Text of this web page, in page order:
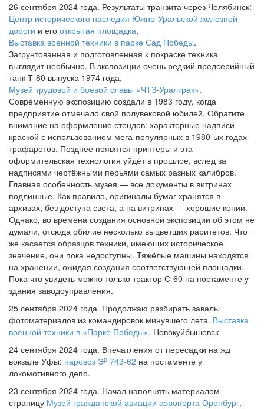
26 сентября 2024 года. Результаты транзита через Челябинск:
Центр исторического наследия Южно-Уральской железной
дороги и его открытая площадка,
Выставка военной техники в парке Сад Победы.
Загрунтованная и подготовленная к покраске техника
выглядит необычно. В экспозиции очень редкий предсерийный
танк Т-80 выпуска 1974 года.
Музей трудовой и боевой славы «ЧТЗ-Уралтрак».
Современную экспозицию создали в 1983 году, когда
предприятие отмечало свой полувековой юбилей. Обратите
внимание на оформление стендов: характерные надписи
краской с использованием мега-популярных в 1980-ых годах
трафаретов. Позднее появятся принтеры и эта
оформительская технология уйдёт в прошлое, вслед за
надписями чертёжными перьями самых разных калибров.
Главная особенность музея — все документы в витринах
подлинные. Как правило, оригиналы бумаг хранятся в
архивах, без доступа света, а на витринах — хорошие копии.
Однако, во времена создания основной экспозиции об этом не
думали, отсюда обилие несколько выцветших раритетов. Что
же касается образцов техники, имеющих историческое
значение, они пока недоступны. Тяжёлые машины находятся
на хранении, ожидая создания соответствующей площадки.
Пока что увидеть можно только трактор С-60 на постаменте у
здания заводоуправления.
25 сентября 2024 года. Продолжаю разбирать завалы
фотоматериалов из командировок минувшего лета. Выставка
военной техники в «Парке Победы», Новокуйбышевск
24 сентября 2024 года. Впечатления от пересадки на жд
вокзале Уфы: паровоз Эр 743-62 на постаменте у
локомотивного депо.
23 сентября 2024 года. Начал наполнять материалом
страницу Музей гражданской авиации аэропорта Оренбург.